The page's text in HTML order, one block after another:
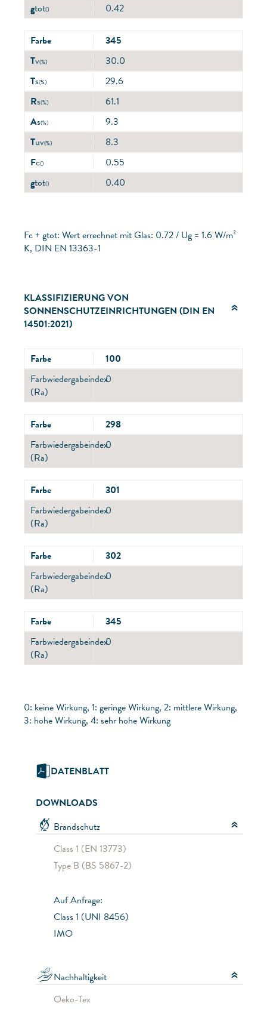
gtot() 0.42
Farbe
345
Tv(%)
30.0
Ts(%)
29.6
Rs(%)
61.1
As(%)
9.3
Tuv(%)
8.3
Fc()
0.55
gtot() 0.40
Fc + gtot: Wert errechnet mit Glas: 0.72 / Ug = 1.6 W/m²
K, DIN EN 13363-1
KLASSIFIZIERUNG VON
SONNENSCHUTZEINRICHTUNGEN (DIN EN
14501:2021)
Farbe
100
Farbwiedergabeindex
(Ra)
0
Farbe
298
Farbwiedergabeindex
(Ra)
0
Farbe
301
Farbwiedergabeindex
(Ra)
0
Farbe
302
Farbwiedergabeindex
(Ra)
0
Farbe
345
Farbwiedergabeindex
(Ra)
0
0: keine Wirkung, 1: geringe Wirkung, 2: mittlere Wirkung,
3: hohe Wirkung, 4: sehr hohe Wirkung
DATENBLATT
DOWNLOADS
Brandschutz
Class 1 (EN 13773)
Type B (BS 5867-2)
Auf Anfrage:
Class 1 (UNI 8456)
IMO
Nachhaltigkeit
Oeko-Tex